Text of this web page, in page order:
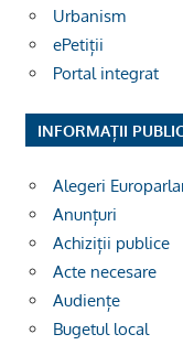
Urbanism
ePetiții
Portal integrat
INFORMAȚII
Alegeri
Anunțuri
Achiziții publice
Acte necesare
Audiențe
Bugetul local